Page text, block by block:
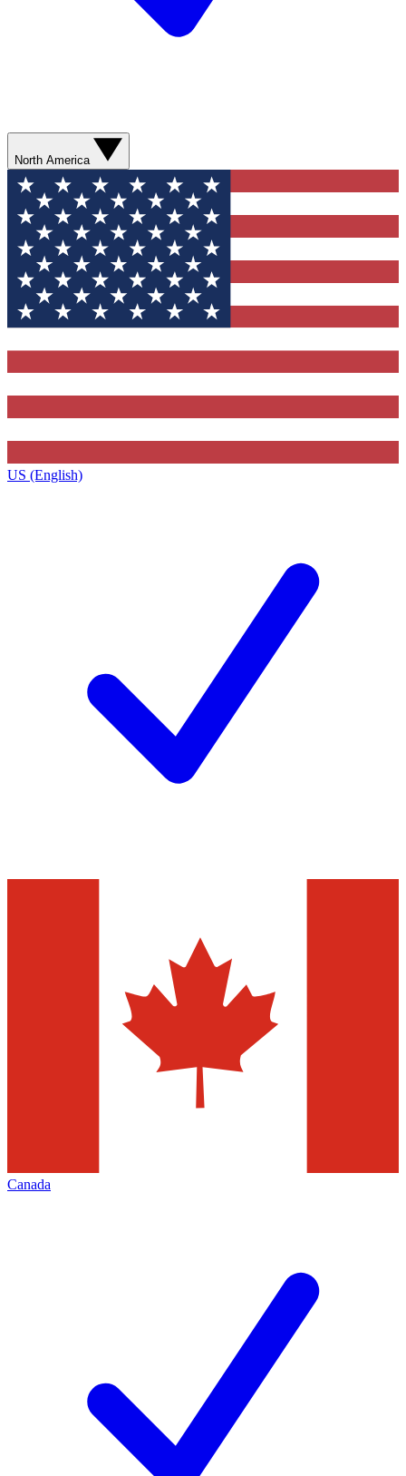
North America
US (English)
Canada